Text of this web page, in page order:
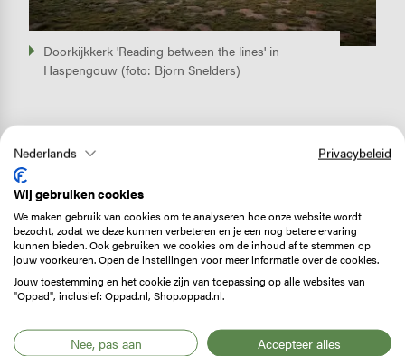
Doorkijkkerk 'Reading between the lines' in
Haspengouw (foto: Bjorn Snelders)
De grens tussen Nederlands en Belgisch Limburg is
zo’n 40 kilometer lang, en daartussen stroomt een van
de bekendste rivieren van de lage landen: de Maas.
Precies in dat grensgebied ligt RivierPark Maasvallei,
een grensoverschrijdend landschapspark waar
rivierlandschap afwisselt met fotogeniek Maasdorpjes
en prachtige natuur. Er is eengrensoverschrijdende
gemeenten in de Maasvallei met elkaar verbindt. Die
Nederlands Privacybeleid
Wij gebruiken cookies
We maken gebruik van cookies om te analyseren hoe onze website wordt
bezocht, zodat we deze kunnen verbeteren en je een nog betere ervaring
kunnen bieden. Ook gebruiken we cookies om de inhoud af te stemmen op
jouw voorkeuren. Open de instellingen voor meer informatie over de cookies.
Jouw toestemming en het cookie zijn van toepassing op alle websites van
"Oppad", inclusief: Oppad.nl, Shop.oppad.nl.
Nee, pas aan Accepteer alles